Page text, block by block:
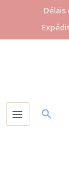
contenu
Délais